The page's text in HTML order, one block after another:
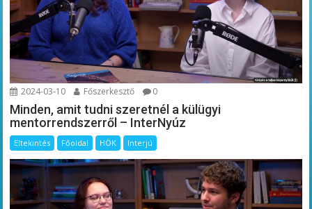
2024-03-10 Főszerkesztő 0
Minden, amit tudni szeretnél a külügyi
mentorrendszerről – InterNyúz
Eltekintés Főoldal HÖK Interjú